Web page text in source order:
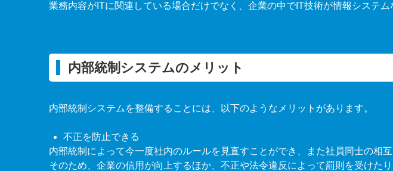
業務内容が ITに関連している場合だけでなく、企業の中でIT技術が情報システム
内部統制システムのメリット
内部統制システムを整備することには、以下のようなメリットがあります。
不正を防止できる
内部統制によって今一度社内のルールを見直すことができ、また社員同士の相
そのため、企業の信用が向上するほか、不正や法令違反によって罰則を受けた